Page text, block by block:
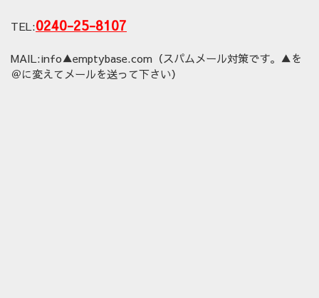
TEL:0240-25-8107
MAIL:info▲emptybase.com（スパムメール対策です。▲を
＠に変えてメールを送って下さい）